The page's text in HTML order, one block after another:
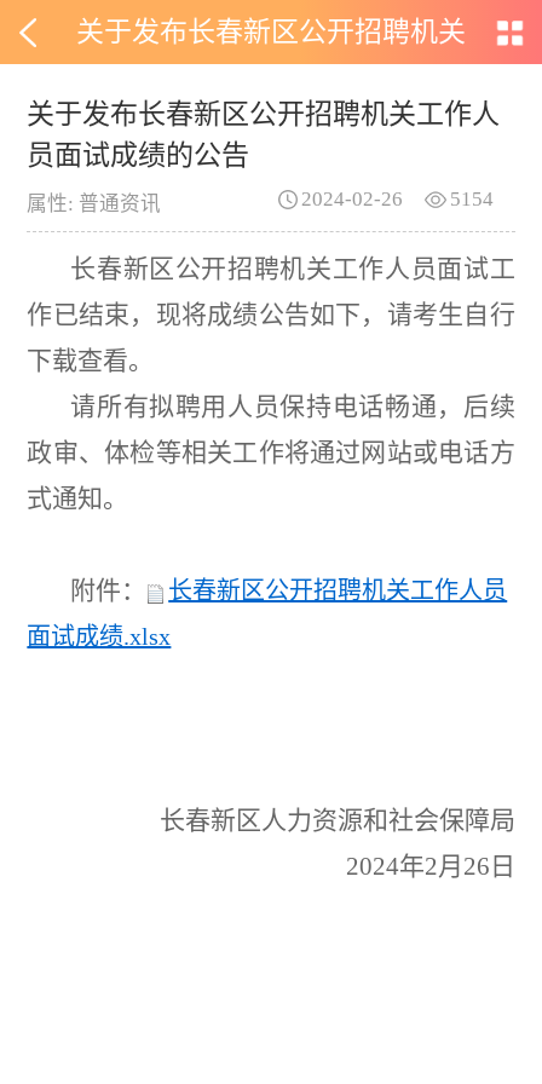
关于发布长春新区公开招聘机关
工作人员面试成绩的公告
关于发布长春新区公开招聘机关工作人
员面试成绩的公告
属性: 普通资讯 5154
2024-02-26
长春新区公开招聘机关工作人员面试工
作已结束，现将成绩公告如下，请考生自行
下载查看。
请所有拟聘用人员保持电话畅通，后续
政审、体检等相关工作将通过网站或电话方
式通知。
附件：
长春新区公开招聘机关工作人员
面试成绩.xlsx
长春新区人力资源和社会保障局
2024年2月 26 日